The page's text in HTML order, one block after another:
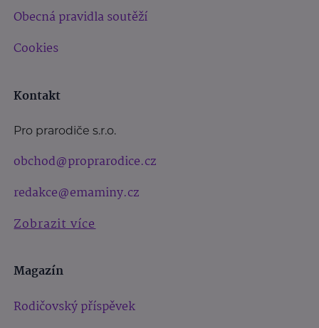
Obecná pravidla soutěží
Cookies
Kontakt
Pro prarodiče s.r.o.
obchod@proprarodice.cz
redakce@emaminy.cz
Zobrazit více
Magazín
Rodičovský příspěvek